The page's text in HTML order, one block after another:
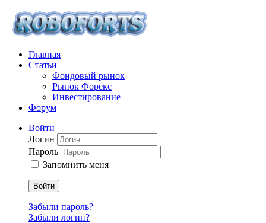
Главная
Статьи
Фондовый рынок
Рынок Форекс
Инвестирование
Форум
Войти
Логин
Пароль
Запомнить меня
Войти
Забыли пароль?
Забыли логин?